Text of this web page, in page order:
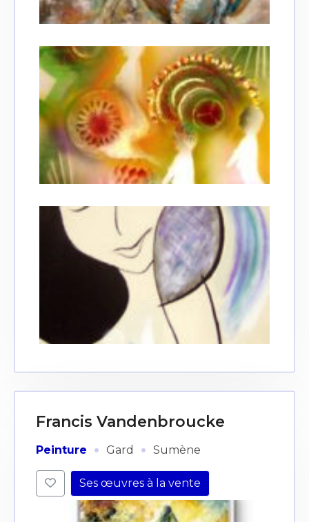
Francis Vandenbroucke
Peinture · Gard · Sumène
Ses œuvres à la vente